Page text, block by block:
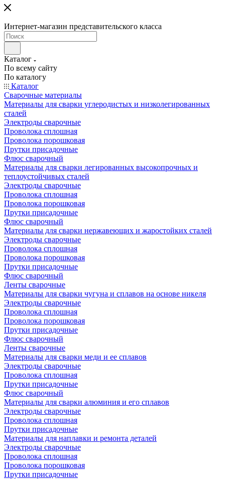
Интернет-магазин представительского класса
Каталог
По всему сайту
По каталогу
Каталог
Сварочные материалы
Материалы для сварки углеродистых и низколегированных
сталей
Электроды сварочные
Проволока сплошная
Проволока порошковая
Прутки присадочные
Флюс сварочный
Материалы для сварки легированных высокопрочных и
теплоустойчивых сталей
Электроды сварочные
Проволока сплошная
Проволока порошковая
Прутки присадочные
Флюс сварочный
Материалы для сварки нержавеющих и жаростойких сталей
Электроды сварочные
Проволока сплошная
Проволока порошковая
Прутки присадочные
Флюс сварочный
Ленты сварочные
Материалы для сварки чугуна и сплавов на основе никеля
Электроды сварочные
Проволока сплошная
Проволока порошковая
Прутки присадочные
Флюс сварочный
Ленты сварочные
Материалы для сварки меди и ее сплавов
Электроды сварочные
Проволока сплошная
Прутки присадочные
Флюс сварочный
Материалы для сварки алюминия и его сплавов
Электроды сварочные
Проволока сплошная
Прутки присадочные
Материалы для наплавки и ремонта деталей
Электроды сварочные
Проволока сплошная
Проволока порошковая
Прутки присадочные